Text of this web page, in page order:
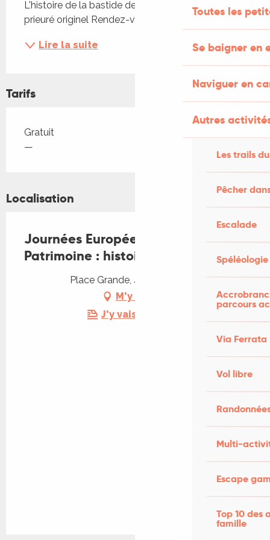
Toutes les
Se baigner en
Naviguer en
Autres
Les trails
Pêcher
Escalade
Spéléologie
parcours
Via Ferrata
Vol libre
Multi-
Escape
Top 10 des
famille
L'histoire de la bastide de Puybrun et de son
prieuré originel Rendez-vous à l'église
Lire la suite
Tarifs
Tarifs 2026
Gratuit
—
Localisation
Journées Européennes du
Patrimoine : histoire du village
Place Grande, 46130 Puybrun
M'y rendre
J'y vais en train !